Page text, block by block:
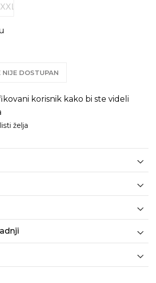
NIJE DOSTUPAN
korisnik kako bi ste videli
želja